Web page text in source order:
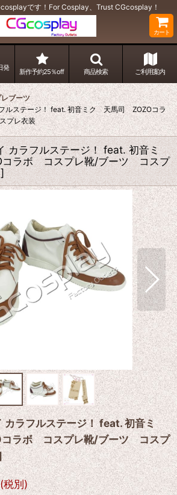
です！For Cosplay、Trust CGcosplay！
カート
発
新作予約25％off 商品検索 ご利用案内
ブーツ
ルステージ！ feat. 初音ミク 天馬司 ZOZOコラ
プレ衣装
カラフルステージ！ feat. 初音ミ
ラボ コスプレ靴/ブーツ コスプ
]
カラフルステージ！ feat. 初音ミ
ラボ コスプレ靴/ブーツ コスプ
(税別)